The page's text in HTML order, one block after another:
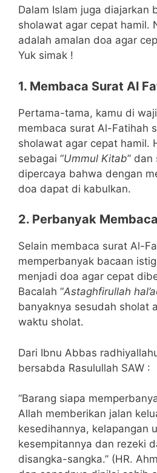
Dalam Islam juga diajarkan
sholawat agar cepat hamil.
adalah amalan doa agar
Yuk simak !
1. Membaca Surat Al
Pertama-tama, kamu di
membaca surat Al-Fatihah
sholawat agar cepat hamil.
sebagai “Ummul Kitab” dan
dipercaya bahwa dengan
doa dapat di kabulkan.
2. Perbanyak
Selain membaca surat Al-
memperbanyak bacaan
menjadi doa agar cepat
Bacalah “Astaghfirullah
banyaknya sesudah sholat
waktu sholat.
Dari Ibnu Abbas
bersabda Rasulullah SAW :
“Barang siapa
Allah memberikan jalan
kesedihannya, kelapangan
kesempitannya dan rezeki
disangka-sangka.” (HR.